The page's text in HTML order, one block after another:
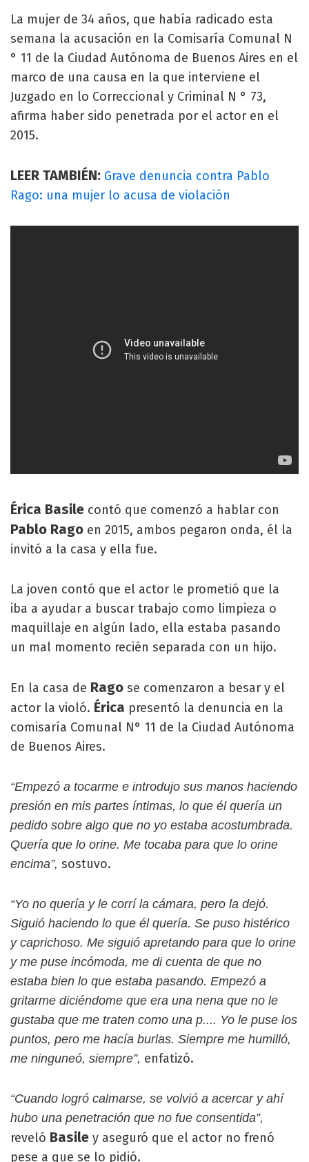
La mujer de 34 años, que había radicado esta
semana la acusación en la Comisaría Comunal N
° 11 de la Ciudad Autónoma de Buenos Aires en el
marco de una causa en la que interviene el
Juzgado en lo Correccional y Criminal N ° 73,
afirma haber sido penetrada por el actor en el
2015.
LEER TAMBIÉN: Grave denuncia contra Pablo
Rago: una mujer lo acusa de violación
Érica Basile contó que comenzó a hablar con
Pablo Rago en 2015, ambos pegaron onda, él la
invitó a la casa y ella fue.
La joven contó que el actor le prometió que la
iba a ayudar a buscar trabajo como limpieza o
maquillaje en algún lado, ella estaba pasando
un mal momento recién separada con un hijo.
En la casa de Rago se comenzaron a besar y el
actor la violó. Érica presentó la denuncia en la
comisaría Comunal N° 11 de la Ciudad Autónoma
de Buenos Aires.
“Empezó a tocarme e introdujo sus manos haciendo
presión en mis partes íntimas, lo que él quería un
pedido sobre algo que no yo estaba acostumbrada.
Quería que lo orine. Me tocaba para que lo orine
encima”, sostuvo.
“Yo no quería y le corrí la cámara, pero la dejó.
Siguió haciendo lo que él quería. Se puso histérico
y caprichoso. Me siguió apretando para que lo orine
y me puse incómoda, me di cuenta de que no
estaba bien lo que estaba pasando. Empezó a
gritarme diciéndome que era una nena que no le
gustaba que me traten como una p.... Yo le puse los
puntos, pero me hacía burlas. Siempre me humilló,
me ninguneó, siempre”, enfatizó.
“Cuando logró calmarse, se volvió a acercar y ahí
hubo una penetración que no fue consentida”,
reveló Basile y aseguró que el actor no frenó
pese a que se lo pidió.